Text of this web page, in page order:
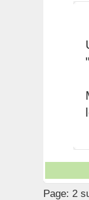
Page: 2